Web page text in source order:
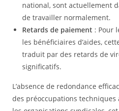
national, sont actuellement
de travailler normalement.
Retards de paiement : Pour
les bénéficiaires d’aides,
traduit par des retards de
significatifs.
L’absence de redondance
des préoccupations techniques